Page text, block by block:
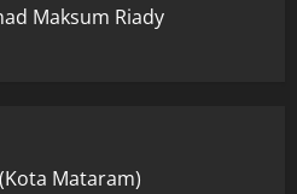
Maksum Riady
Mataram)